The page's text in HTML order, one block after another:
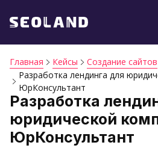
Главная Кейсы
Создание сайтов
Разработка лендинга для
ЮрКонсультант
Разработка
юридической
ЮрКонсультант